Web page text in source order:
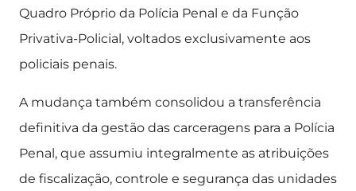
Quadro Próprio da Polícia Penal e da Função
Privativa-Policial, voltados exclusivamente aos
policiais penais.
A mudança também consolidou a transferência
definitiva da gestão das carceragens para a Polícia
Penal, que assumiu integralmente as atribuições
de fiscalização, controle e segurança das unidades